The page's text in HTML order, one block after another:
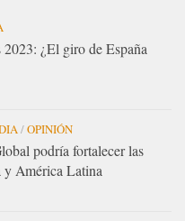
¿El giro de España
/OPINIÓN
podría fortalecer las
y América Latina